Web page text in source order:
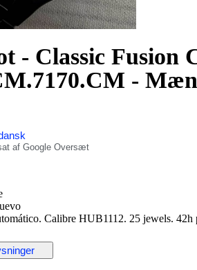
- Classic Fusion
-
af Google Oversæt
Calibre HUB1112. 25 jewels. 42h
Cerámica